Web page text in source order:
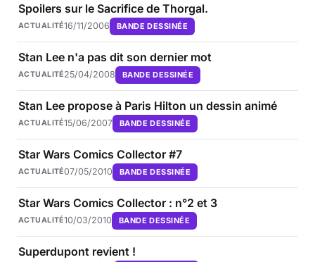
Spoilers sur le Sacrifice de Thorgal.
ACTUALITÉ16/11/2006 BANDE DESSINÉE
Stan Lee n'a pas dit son dernier mot
ACTUALITÉ25/04/2008 BANDE DESSINÉE
Stan Lee propose à Paris Hilton un dessin animé
ACTUALITÉ15/06/2007 BANDE DESSINÉE
Star Wars Comics Collector #7
ACTUALITÉ07/05/2010 BANDE DESSINÉE
Star Wars Comics Collector : n°2 et 3
ACTUALITÉ10/03/2010 BANDE DESSINÉE
Superdupont revient !